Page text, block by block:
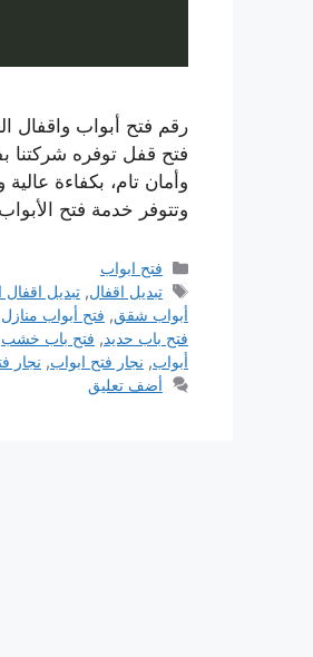
فتح قفل توفره شركتنا
وأمان تام، بكفاءة
وتتوفر خدمة فتح
التصنيفات
فتح ابواب
الوسوم
تبديل اقفال,تبديل اقفال
أبواب شقق, فتح أبواب منازل
فتح باب حديد, فتح باب خشب
أبواب, نجار فتح ابواب, نجار
أضف تعليق